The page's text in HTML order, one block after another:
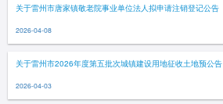
关于雷州市唐家镇敬老院事业单位法人拟申请注销登记公告
2026-04-08
关于雷州市2026年度第五批次城镇建设用地征收土地预公告
2026-04-03